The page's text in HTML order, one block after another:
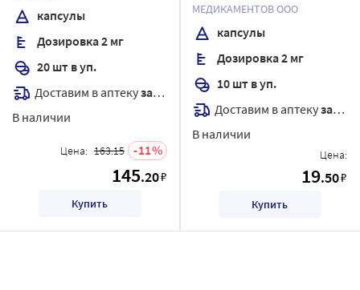
капсулы
Дозировка 2 мг
20 шт в уп.
Доставим в аптекузавтра
В наличии
Цена: 163.15 11
145.20₽
Купить
МЕДИКАМЕНТОВ ООО
капсулы
Дозировка 2 мг
10 шт в уп.
Доставим в аптекузавтра
В наличии
Цена:
19.50₽
Купить